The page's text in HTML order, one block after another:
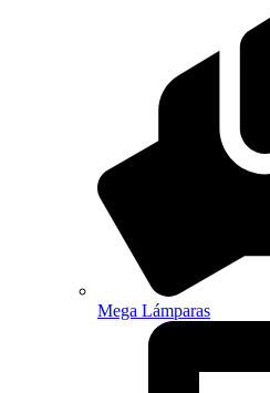
Mega Lámparas